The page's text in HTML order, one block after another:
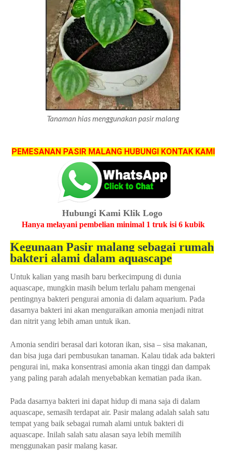
Tanaman hias menggunakan pasir malang
PEMESANAN PASIR MALANG HUBUNGI KONTAK KAMI
Hubungi Kami Klik Logo
Hanya melayani pembelian minimal 1 truk isi 6 kubik
Kegunaan Pasir malang sebagai rumah
bakteri alami dalam aquascape
Untuk kalian yang masih baru berkecimpung di dunia
aquascape, mungkin masih belum terlalu paham mengenai
pentingnya bakteri pengurai amonia di dalam aquarium. Pada
dasarnya bakteri ini akan menguraikan amonia menjadi nitrat
dan nitrit yang lebih aman untuk ikan.
Amonia sendiri berasal dari kotoran ikan, sisa – sisa makanan,
dan bisa juga dari pembusukan tanaman. Kalau tidak ada bakteri
pengurai ini, maka konsentrasi amonia akan tinggi dan dampak
yang paling parah adalah menyebabkan kematian pada ikan.
Pada dasarnya bakteri ini dapat hidup di mana saja di dalam
aquascape, semasih terdapat air. Pasir malang adalah salah satu
tempat yang baik sebagai rumah alami untuk bakteri di
aquascape. Inilah salah satu alasan saya lebih memilih
menggunakan pasir malang kasar.